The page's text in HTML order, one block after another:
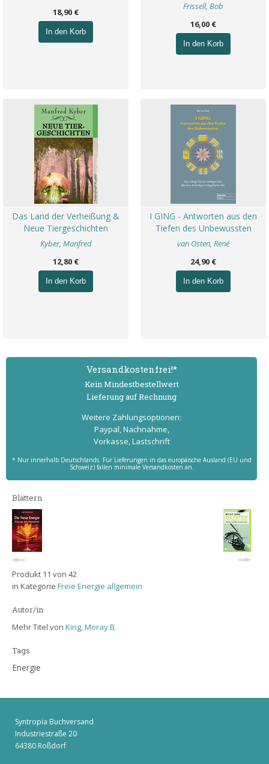
18,90 €
In den Korb
Frissell, Bob
16,00 €
In den Korb
Das Land der Verheißung &
Neue Tiergeschichten
Kyber, Manfred
12,80 €
In den Korb
I GING - Antworten aus den
Tiefen des Unbewussten
van Osten, René
24,90 €
In den Korb
Versand­kostenfrei!*
Kein Mindest­bestell­wert
Lieferung auf Rechnung
Weitere Zahlungs­optionen:
Paypal, Nachnahme,
Vorkasse, Lastschrift
* Nur innerhalb Deutschlands. Für Lieferungen in das europäische Ausland (EU und
Schweiz) fallen minimale Versandkosten an.
Blättern
Produkt 11 von 42
in Kategorie Freie Energie allgemein
Autor/in
Mehr Titel von King, Moray B.
Tags
Energie
Syntropia Buchversand
Industriestraße 20
64380 Roßdorf